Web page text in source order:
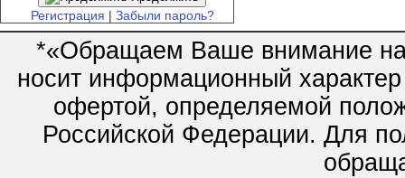
Регистрация | Забыли пароль?
*«Обращаем Ваше внимание на
носит информационный
офертой, определяемой
Российской Федерации. Для